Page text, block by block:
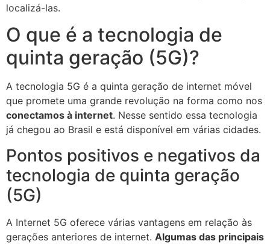
localizá-las.
O que é a tecnologia de
quinta geração (5G)?
A tecnologia 5G é a quinta geração de internet móvel
que promete uma grande revolução na forma como nos
conectamos à internet. Nesse sentido essa tecnologia
já chegou ao Brasil e está disponível em várias cidades.
Pontos positivos e negativos da
tecnologia de quinta geração
(5G)
A Internet 5G oferece várias vantagens em relação às
gerações anteriores de internet. Algumas das principais